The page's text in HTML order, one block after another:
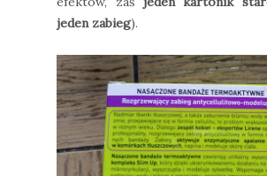
jeden zabieg).